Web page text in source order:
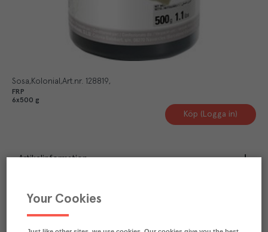
Sosa Kolonial Art.nr. 128819
FRP
6x500 g
Köp (Logga in)
Artikelinformation
Your Cookies